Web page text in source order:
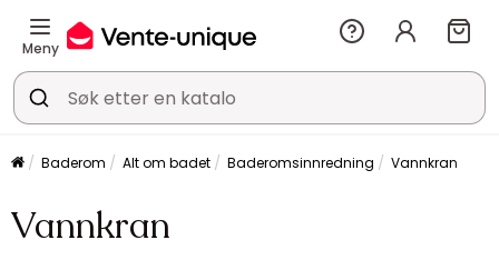
Meny
Baderom Alt om badet Baderomsinnredning Vannkran
Vannkran